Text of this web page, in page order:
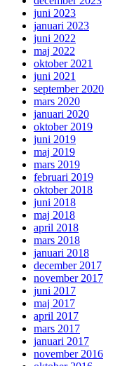
juni 2023
januari 2023
juni 2022
maj 2022
oktober 2021
juni 2021
september 2020
mars 2020
januari 2020
oktober 2019
juni 2019
maj 2019
mars 2019
februari 2019
oktober 2018
juni 2018
maj 2018
april 2018
mars 2018
januari 2018
december 2017
november 2017
juni 2017
maj 2017
april 2017
mars 2017
januari 2017
november 2016